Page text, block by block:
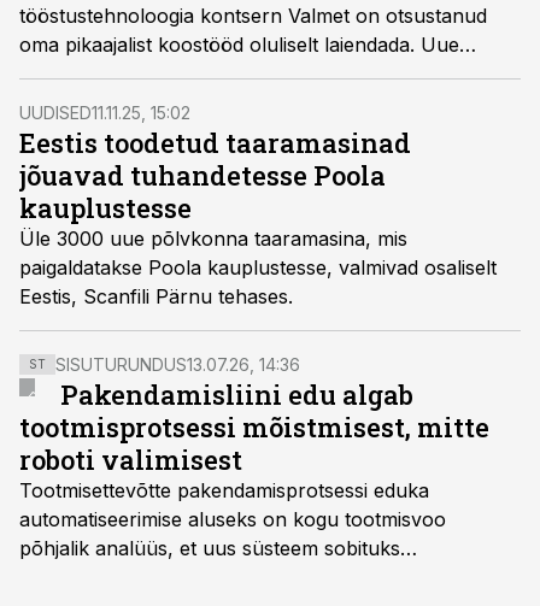
tööstustehnoloogia kontsern Valmet on otsustanud
oma pikaajalist koostööd oluliselt laiendada. Uue
lepingu järgi laieneb partnerlus mitmetesse
tootmiskohtadesse ning hõlmab uusi tooteid ja
tooteperesid. Scanfilil on tehas ka Pärnus.
UUDISED11.11.25, 15:02
Eestis toodetud taaramasinad
jõuavad tuhandetesse Poola
kauplustesse
Üle 3000 uue põlvkonna taaramasina, mis
paigaldatakse Poola kauplustesse, valmivad osaliselt
Eestis, Scanfili Pärnu tehases.
ST SISUTURUNDUS13.07.26, 14:36
Pakendamisliini edu algab
tootmisprotsessi mõistmisest, mitte
roboti valimisest
Tootmisettevõtte pakendamisprotsessi eduka
automatiseerimise aluseks on kogu tootmisvoo
põhjalik analüüs, et uus süsteem sobituks